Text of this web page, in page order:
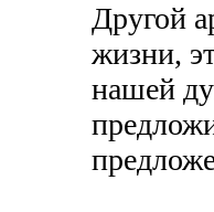
Другой
жизни,
нашей